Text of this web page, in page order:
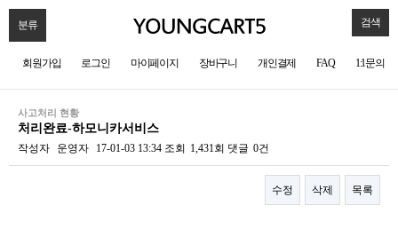
분류 검색
회원가입 로그인 마이페이지 장바구니 개인결제 FAQ 1:1문의
사고처리 현황
처리완료-하모니카서비스
작성자 운영자 17-01-03 13:34 조회 1,431회 댓글 0건
수정 삭제 목록